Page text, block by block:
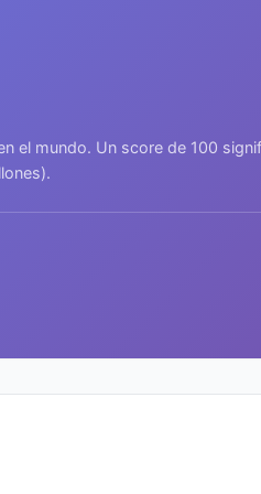
el mundo. Un score de 100